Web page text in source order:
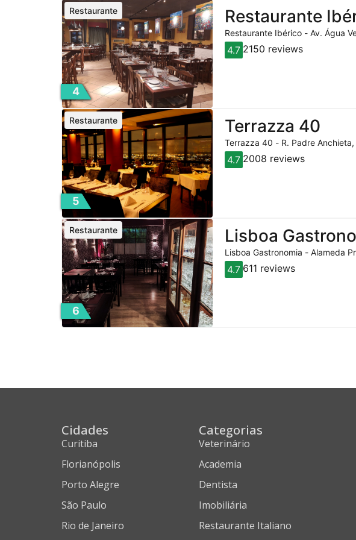
4
Restaurante
Restaurante
Restaurante Ibérico - Av. Água
4.7 2150 reviews
5
Terrazza 40
Restaurante
Terrazza 40 - R. Padre
4.7 2008 reviews
6
Lisboa
Restaurante
Lisboa Gastronomia - Alameda
4.7 611 reviews
Cidades
Curitiba
Florianópolis
Porto Alegre
São Paulo
Rio de Janeiro
Categorias
Veterinário
Academia
Dentista
Imobiliária
Restaurante Italiano